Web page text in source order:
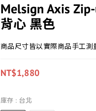
Melsign Axis
背心 黑色
商品尺寸皆以實際商品手工
NT$1,880
庫存 : 台北